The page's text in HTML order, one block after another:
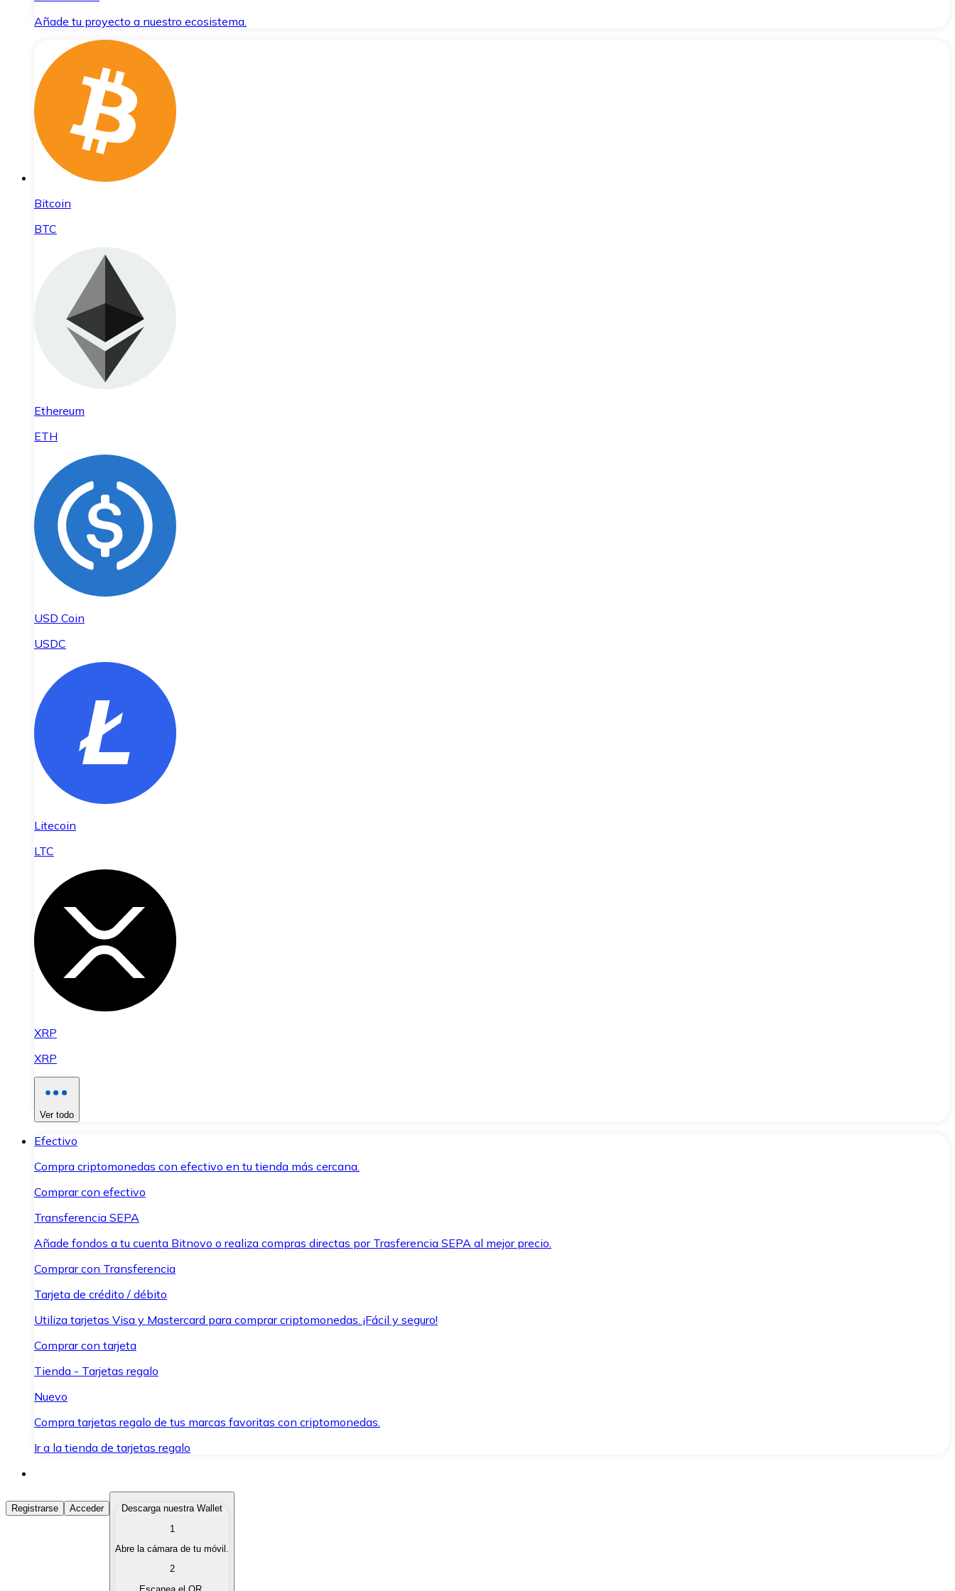
Añade tu proyecto a nuestro ecosistema.
Bitcoin
BTC
Ethereum
ETH
USD Coin
USDC
Litecoin
LTC
XRP
XRP
Ver todo
Efectivo
Compra criptomonedas con efectivo en tu tienda más cercana.
Comprar con efectivo
Transferencia SEPA
Añade fondos a tu cuenta Bitnovo o realiza compras directas por Trasferencia SEPA al mejor precio.
Comprar con Transferencia
Tarjeta de crédito / débito
Utiliza tarjetas Visa y Mastercard para comprar criptomonedas. ¡Fácil y seguro!
Comprar con tarjeta
Tienda - Tarjetas regalo
Nuevo
Compra tarjetas regalo de tus marcas favoritas con criptomonedas.
Ir a la tienda de tarjetas regalo
Comprar Criptomonedas
Compra criptomonedas con diferentes métodos de pago.
Vende tus criptomonedas de forma rápida y segura.
Registrarse Acceder
Descarga nuestra Wallet
1
Abre la cámara de tu móvil.
2